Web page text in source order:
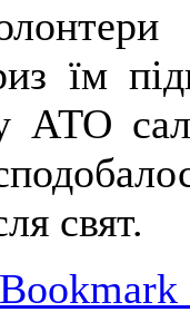
їм
АТО
свят.